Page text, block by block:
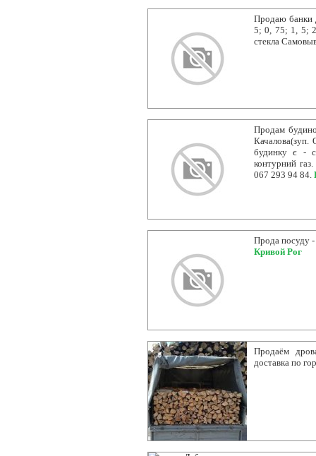
Продаю банки
5; 0, 75; 1, 5;
стекла
Продам
Качалова(зуп.
будинку є -
контурний
067 293 94 84.
Прода посуду -
Кривой Рог
Продаём
доставка по